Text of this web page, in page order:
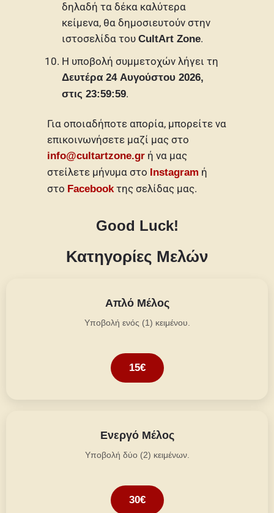
δηλαδή τα δέκα καλύτερα
κείμενα, θα δημοσιευτούν στην
ιστοσελίδα του CultArt Zone.
Η υποβολή συμμετοχών λήγει τη
Δευτέρα 24 Αυγούστου 2026,
στις 23:59:59.
Για οποιαδήποτε απορία, μπορείτε να
επικοινωνήσετε μαζί μας στο
info@cultartzone.gr ή να μας
στείλετε μήνυμα στο Instagram ή
στο Facebookτης σελίδας μας.
Good Luck!
Κατηγορίες Μελών
Απλό Μέλος
Υποβολή ενός (1) κειμένου.
15€
Ενεργό Μέλος
Υποβολή δύο (2) κειμένων.
30€